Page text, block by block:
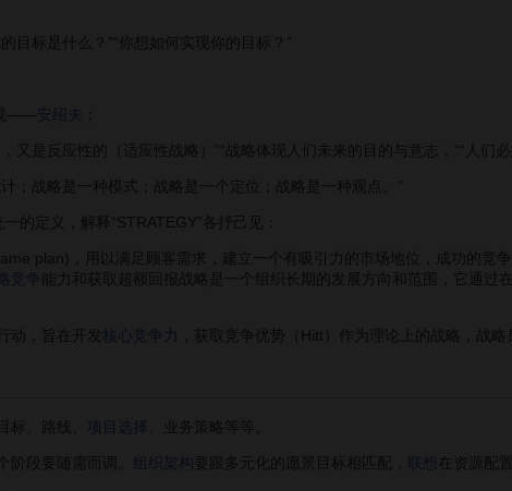
标是什么？”“你想如何实现你的目标？”
—— 安绍夫
是反应性的（适应性战略）”“战略体现人们未来的目的与意志，”“人们
战略是一种模式；战略是一个定位；战略是一种观点。”
定义，解释“STRATEGY”各抒己见：
plan)，用以满足顾客需求，建立一个有吸引力的市场地位，成功的竞争
竞争
能力和获取超额回报战略是一个组织长期的发展方向和范围，它通
，旨在开发 核心竞争力 ，获取竞争优势（Hitt）作为理论上的战略，战
标、路线、 项目选择 、业务策略等等。
段要随需而调。 组织架构 要跟多元化的愿景目标相匹配， 联想 在资源配